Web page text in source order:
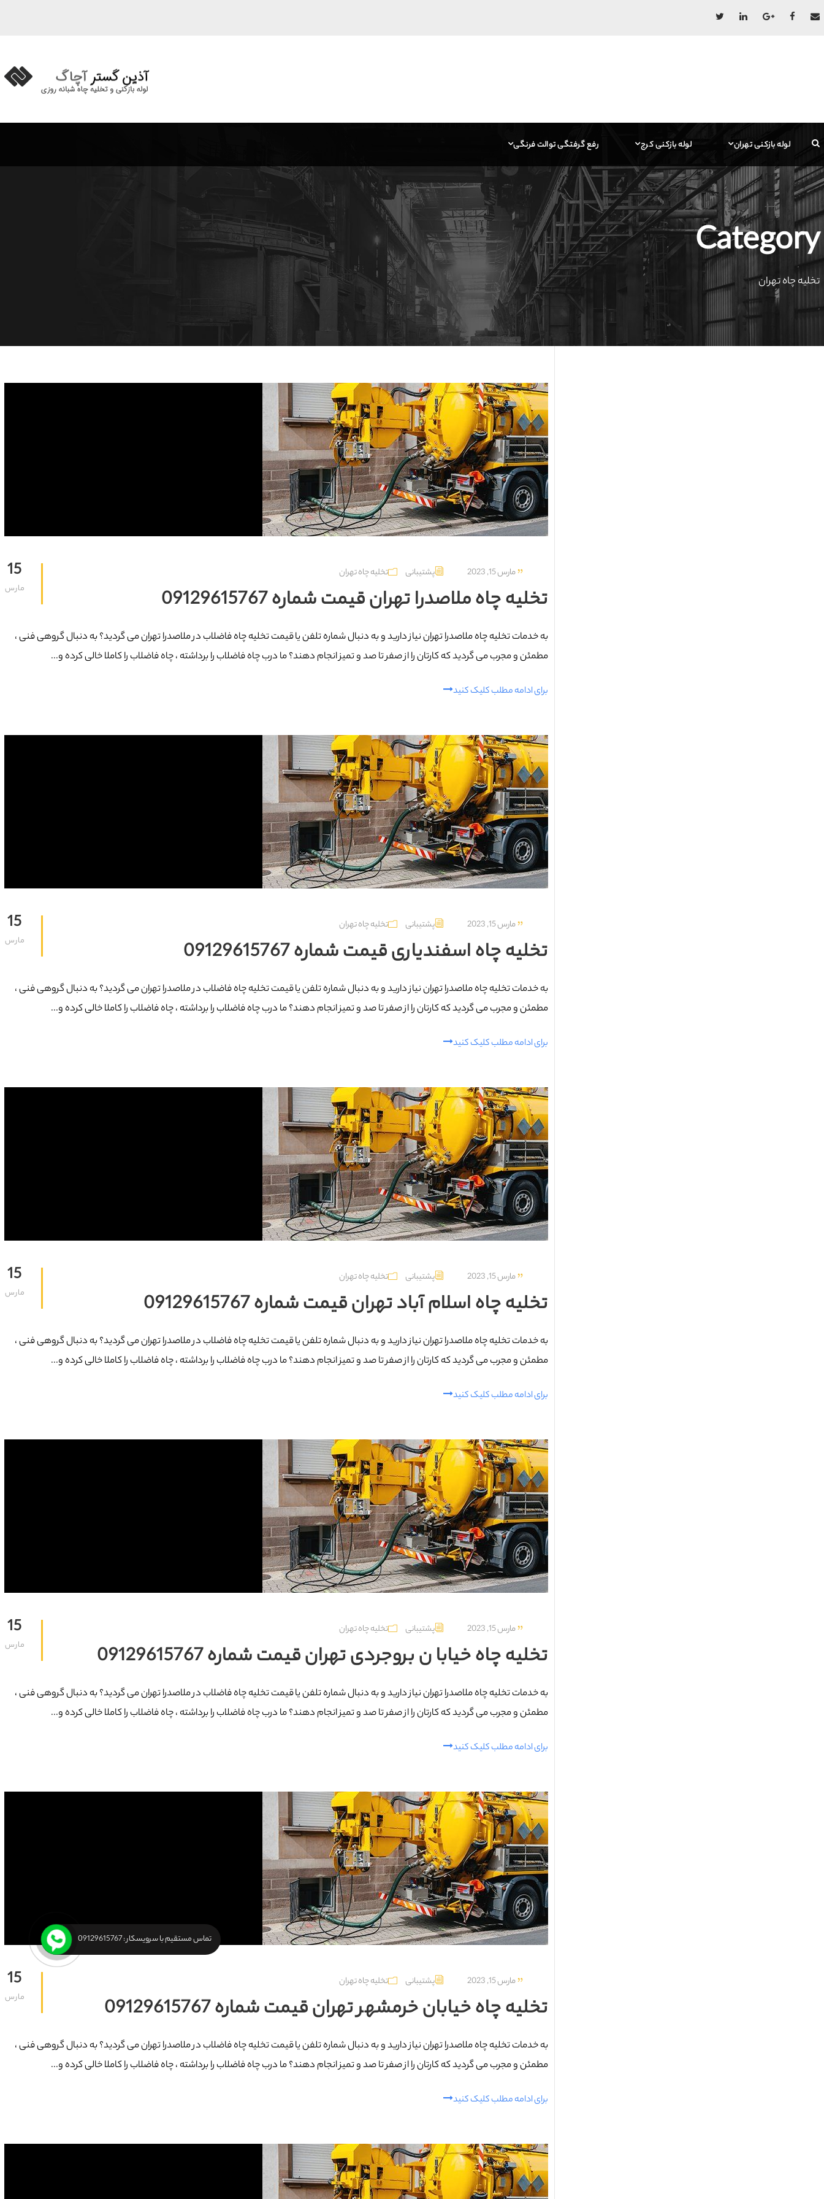
رفع گرفتگی توالت فرنگی لوله بازکنی کرج لوله بازکنی تهران
Category
تخلیه چاه تهران
15
مارس
مارس 15, 2023 پشتیبانی تخلیه چاه تهران
تخلیه چاه ملاصدرا تهران قیمت شماره 09129615767
به خدمات تخلیه چاه ملاصدرا تهران نیاز دارید و به دنبال شماره تلفن یا قیمت تخلیه چاه فاضلاب در ملاصدرا تهران می گردید؟ به دنبال گروهی فنی ،
مطمئن و مجرب می گردید که کارتان را از صفر تا صد و تمیز انجام دهند؟ ما درب چاه فاضلاب را برداشته ، چاه فاضلاب را کاملا خالی کرده و...
برای ادامه مطلب کلیک کنید
15
مارس
مارس 15, 2023 پشتیبانی تخلیه چاه تهران
تخلیه چاه اسفندیاری قیمت شماره 09129615767
به خدمات تخلیه چاه ملاصدرا تهران نیاز دارید و به دنبال شماره تلفن یا قیمت تخلیه چاه فاضلاب در ملاصدرا تهران می گردید؟ به دنبال گروهی فنی ،
مطمئن و مجرب می گردید که کارتان را از صفر تا صد و تمیز انجام دهند؟ ما درب چاه فاضلاب را برداشته ، چاه فاضلاب را کاملا خالی کرده و...
برای ادامه مطلب کلیک کنید
15
مارس
مارس 15, 2023 پشتیبانی تخلیه چاه تهران
تخلیه چاه اسلام آباد تهران قیمت شماره 09129615767
به خدمات تخلیه چاه ملاصدرا تهران نیاز دارید و به دنبال شماره تلفن یا قیمت تخلیه چاه فاضلاب در ملاصدرا تهران می گردید؟ به دنبال گروهی فنی ،
مطمئن و مجرب می گردید که کارتان را از صفر تا صد و تمیز انجام دهند؟ ما درب چاه فاضلاب را برداشته ، چاه فاضلاب را کاملا خالی کرده و...
برای ادامه مطلب کلیک کنید
15
مارس
مارس 15, 2023 پشتیبانی تخلیه چاه تهران
تخلیه چاه خیابا ن بروجردی تهران قیمت شماره 09129615767
به خدمات تخلیه چاه ملاصدرا تهران نیاز دارید و به دنبال شماره تلفن یا قیمت تخلیه چاه فاضلاب در ملاصدرا تهران می گردید؟ به دنبال گروهی فنی ،
مطمئن و مجرب می گردید که کارتان را از صفر تا صد و تمیز انجام دهند؟ ما درب چاه فاضلاب را برداشته ، چاه فاضلاب را کاملا خالی کرده و...
برای ادامه مطلب کلیک کنید
15
مارس
مارس 15, 2023 پشتیبانی تخلیه چاه تهران
تخلیه چاه خیابان خرمشهر تهران قیمت شماره 09129615767
به خدمات تخلیه چاه ملاصدرا تهران نیاز دارید و به دنبال شماره تلفن یا قیمت تخلیه چاه فاضلاب در ملاصدرا تهران می گردید؟ به دنبال گروهی فنی ،
مطمئن و مجرب می گردید که کارتان را از صفر تا صد و تمیز انجام دهند؟ ما درب چاه فاضلاب را برداشته ، چاه فاضلاب را کاملا خالی کرده و...
برای ادامه مطلب کلیک کنید
تماس مستقیم با سرویسکار : 09129615767